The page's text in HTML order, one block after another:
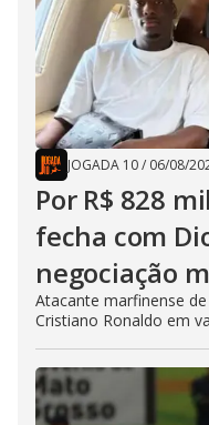
JOGADA 10/ 06/08/
Por R$ 828
fecha com
negociação
Atacante marfinense
Cristiano Ronaldo em